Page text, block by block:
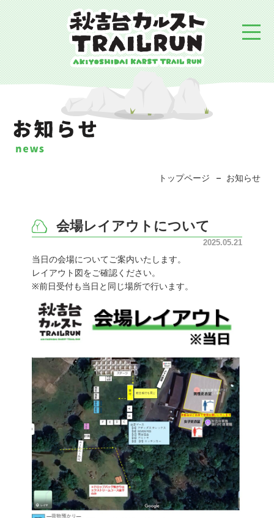
トップページ お知らせ
会場レイアウトについて
2025.05.21
当日の会場についてご案内いたします。
レイアウト図をご確認ください。
※前日受付も当日と同じ場所で行います。